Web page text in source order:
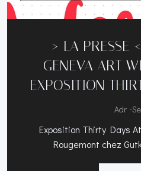
—–> LA PRESSE
GENEVA ART
EXPOSITION
Adr -
Exposition Thirty Days
Rougemont chez